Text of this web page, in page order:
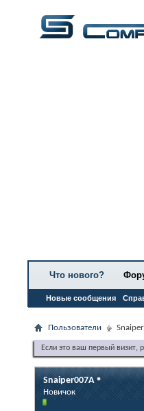
Что нового?
Новые сообщения
Пользователи
Если это ваш первый визит,
Snaiper007A
Новичок